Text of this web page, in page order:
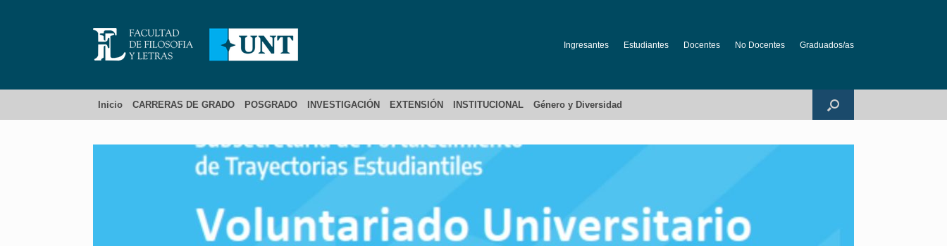
Ingresantes Estudiantes Docentes No Docentes Graduados/as
Inicio CARRERAS DE GRADO POSGRADO INVESTIGACIÓN EXTENSIÓN INSTITUCIONAL Género y Diversidad